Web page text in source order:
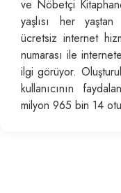
ve Nöbetçi
yaşlısı her yaştan
ücretsiz internet
numarası ile
ilgi görüyor.
kullanıcının
milyon 965 bin 14